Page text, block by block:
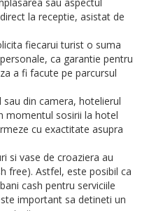
la receptie, asistat de
fiecarui turist o suma
ca garantie pentru
a fi facute pe parcursul
din camera, hotelierul
momentul sosirii la hotel
cu exactitate asupra
si vase de croaziera au
free). Astfel, este posibil ca
cash pentru serviciile
important sa detineti un